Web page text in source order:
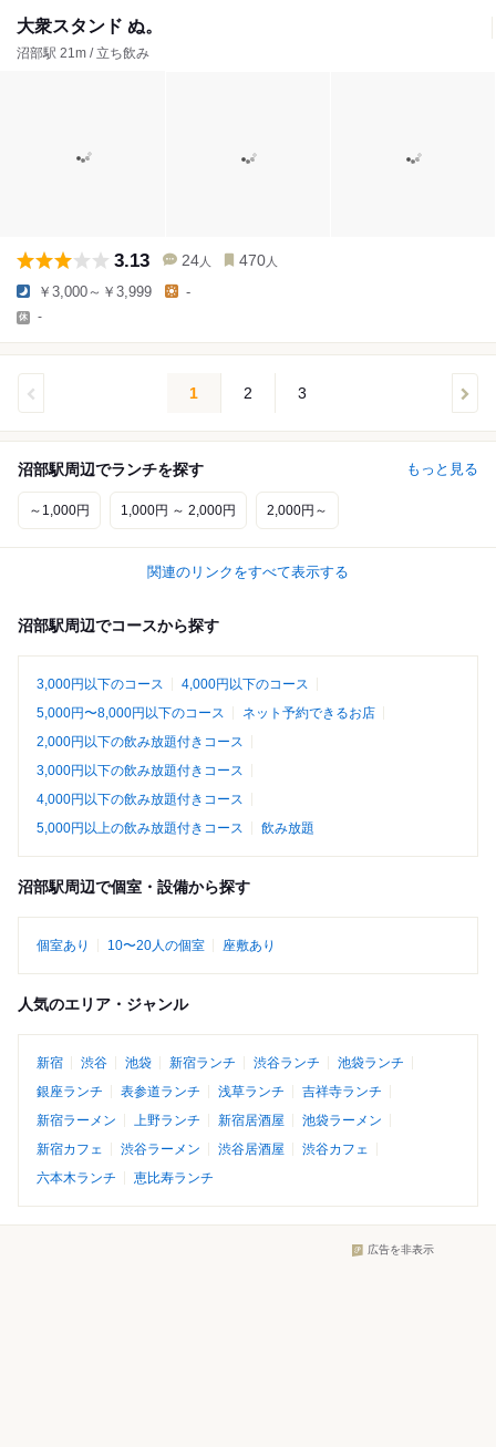
大衆スタンド ぬ。
沼部駅 21m / 立ち飲み
3.13 24 人 470 人
￥3,000～￥3,999 -
-
1 2 3
沼部駅周辺でランチを探す もっと見る
～1,000円 1,000円 ～ 2,000円 2,000円～
関連のリンクをすべて表示する
沼部駅周辺でコースから探す
3,000円以下のコース
4,000円以下のコース
5,000円〜8,000円以下のコース
ネット予約できるお店
2,000円以下の飲み放題付きコース
3,000円以下の飲み放題付きコース
4,000円以下の飲み放題付きコース
5,000円以上の飲み放題付きコース
飲み放題
沼部駅周辺で個室・設備から探す
個室あり 10〜20人の個室 座敷あり
人気のエリア・ジャンル
新宿 渋谷 池袋 新宿ランチ 渋谷ランチ
池袋ランチ
銀座ランチ
表参道ランチ 浅草ランチ
吉祥寺ランチ
新宿ラーメン
上野ランチ 新宿居酒屋
池袋ラーメン
新宿カフェ
渋谷ラーメン 渋谷居酒屋
渋谷カフェ
六本木ランチ
恵比寿ランチ
広告を非表示